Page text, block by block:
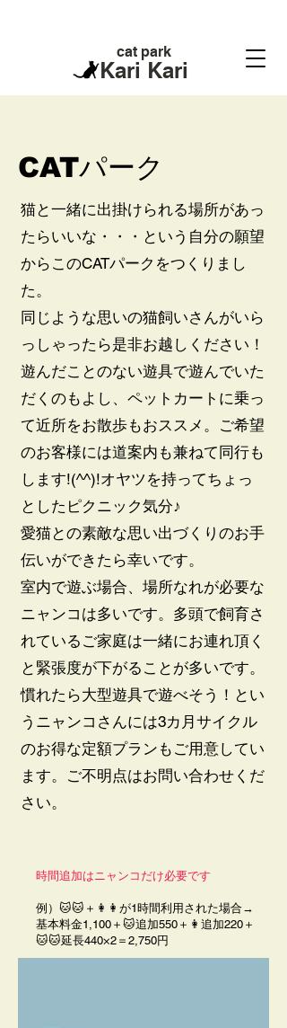
cat park
Kari Kari
​CATパーク
猫と一緒に出掛けられる場所があっ
たらいいな・・・という自分の願望
からこのCATパークをつくりまし
た。
同じような思いの猫飼いさんがいら
っしゃったら是非お越しください！
遊んだことのない遊具で遊んでいた
だくのもよし、ペットカートに乗っ
て近所をお散歩もおススメ。ご希望
のお客様には道案内も兼ねて同行も
します!(^^)!オヤツを持ってちょっ
としたピクニック気分♪
愛猫との素敵な思い出づくりのお手
伝いができたら幸いです。
​室内で遊ぶ場合、場所なれが必要な
ニャンコは多いです。多頭で飼育さ
れているご家庭は一緒にお連れ頂く
と緊張度が下がることが多いです。
慣れたら大型遊具で遊べそう！とい
うニャンコさんには3カ月サイクル
のお得な定額プランもご用意してい
ます。ご不明点はお問い合わせくだ
さい。
時間追加はニャンコだけ必要です
例）🐱🐱＋👩👩が1時間利用された場合→
基本料金1,100＋🐱追加550＋👩追加220＋
🐱🐱延長440×2＝2,750円